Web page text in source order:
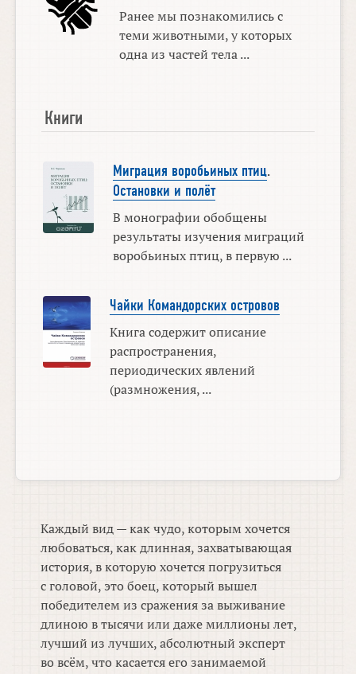
Ранее мы познакомились с
теми животными, у которых
одна из частей тела ...
Книги
Миграция воробьиных птиц.
Остановки и полёт
В монографии обобщены
результаты изучения миграций
воробьиных птиц, в первую ...
Чайки Командорских островов
Книга содержит описание
распространения,
периодических явлений
(размножения, ...
Каждый вид — как чудо, которым хочется
любоваться, как длинная, захватывающая
история, в которую хочется погрузиться
с головой, это боец, который вышел
победителем из сражения за выживание
длиною в тысячи или даже миллионы лет,
лучший из лучших, абсолютный эксперт
во всём, что касается его занимаемой